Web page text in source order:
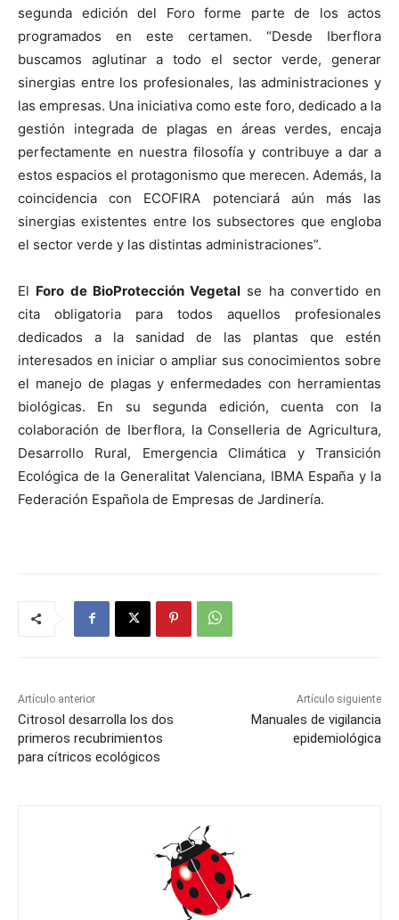
segunda edición del Foro forme parte de los actos
programados en este certamen. “Desde Iberflora
buscamos aglutinar a todo el sector verde, generar
sinergias entre los profesionales, las administraciones y
las empresas. Una iniciativa como este foro, dedicado a la
gestión integrada de plagas en áreas verdes, encaja
perfectamente en nuestra filosofía y contribuye a dar a
estos espacios el protagonismo que merecen. Además, la
coincidencia con ECOFIRA potenciará aún más las
sinergias existentes entre los subsectores que engloba
el sector verde y las distintas administraciones”.
El Foro de BioProtección Vegetal se ha convertido en
cita obligatoria para todos aquellos profesionales
dedicados a la sanidad de las plantas que estén
interesados en iniciar o ampliar sus conocimientos sobre
el manejo de plagas y enfermedades con herramientas
biológicas. En su segunda edición, cuenta con la
colaboración de Iberflora, la Conselleria de Agricultura,
Desarrollo Rural, Emergencia Climática y Transición
Ecológica de la Generalitat Valenciana, IBMA España y la
Federación Española de Empresas de Jardinería.
Artículo anterior
Citrosol desarrolla los dos
primeros recubrimientos
para cítricos ecológicos
Artículo siguiente
Manuales de vigilancia
epidemiológica